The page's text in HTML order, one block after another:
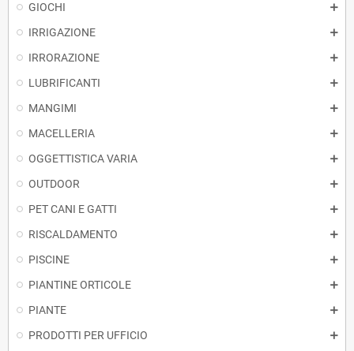
GIOCHI
IRRIGAZIONE
IRRORAZIONE
LUBRIFICANTI
MANGIMI
MACELLERIA
OGGETTISTICA VARIA
OUTDOOR
PET CANI E GATTI
RISCALDAMENTO
PISCINE
PIANTINE ORTICOLE
PIANTE
PRODOTTI PER UFFICIO